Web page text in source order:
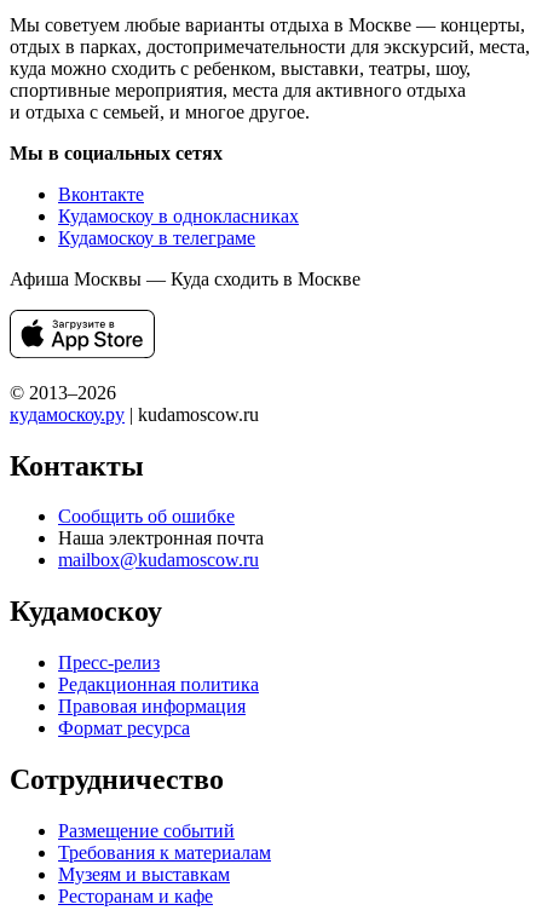
Мы советуем любые варианты отдыха в Москве — концерты,
отдых в парках, достопримечательности для экскурсий, места,
куда можно сходить с ребенком, выставки, театры, шоу,
спортивные мероприятия, места для активного отдыха
и отдыха с семьей, и многое другое.
Мы в социальных сетях
Вконтакте
Кудамоскоу в однокласниках
Кудамоскоу в телеграме
Афиша Москвы — Куда сходить в Москве
© 2013–2026
кудамоскоу.ру | kudamoscow.ru
Контакты
Сообщить об ошибке
Наша электронная почта
mailbox@kudamoscow.ru
Кудамоскоу
Пресс-релиз
Редакционная политика
Правовая информация
Формат ресурса
Сотрудничество
Размещение событий
Требования к материалам
Музеям и выставкам
Ресторанам и кафе